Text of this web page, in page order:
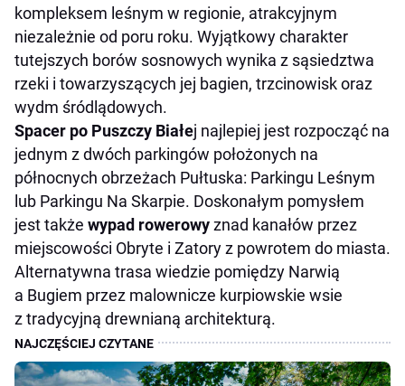
kompleksem leśnym w regionie, atrakcyjnym
niezależnie od poru roku. Wyjątkowy charakter
tutejszych borów sosnowych wynika z sąsiedztwa
rzeki i towarzyszących jej bagien, trzcinowisk oraz
wydm śródlądowych.
Spacer po Puszczy Białej najlepiej jest rozpocząć na
jednym z dwóch parkingów położonych na
północnych obrzeżach Pułtuska: Parkingu Leśnym
lub Parkingu Na Skarpie. Doskonałym pomysłem
jest także wypad rowerowyznad kanałów przez
miejscowości Obryte i Zatory z powrotem do miasta.
Alternatywna trasa wiedzie pomiędzy Narwią
a Bugiem przez malownicze kurpiowskie wsie
z tradycyjną drewnianą architekturą.